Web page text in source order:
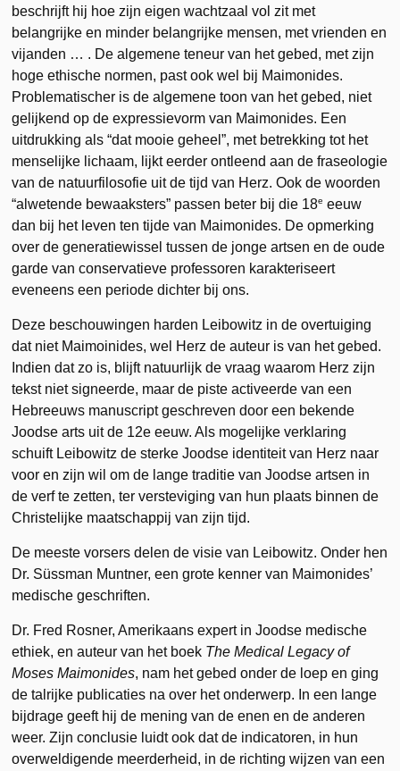
beschrijft hij hoe zijn eigen wachtzaal vol zit met
belangrijke en minder belangrijke mensen, met vrienden en
vijanden … . De algemene teneur van het gebed, met zijn
hoge ethische normen, past ook wel bij Maimonides.
Problematischer is de algemene toon van het gebed, niet
gelijkend op de expressievorm van Maimonides. Een
uitdrukking als “dat mooie geheel”, met betrekking tot het
menselijke lichaam, lijkt eerder ontleend aan de fraseologie
van de natuurfilosofie uit de tijd van Herz. Ook de woorden
“alwetende bewaaksters” passen beter bij die 18e eeuw
dan bij het leven ten tijde van Maimonides. De opmerking
over de generatiewissel tussen de jonge artsen en de oude
garde van conservatieve professoren karakteriseert
eveneens een periode dichter bij ons.
Deze beschouwingen harden Leibowitz in de overtuiging
dat niet Maimoinides, wel Herz de auteur is van het gebed.
Indien dat zo is, blijft natuurlijk de vraag waarom Herz zijn
tekst niet signeerde, maar de piste activeerde van een
Hebreeuws manuscript geschreven door een bekende
Joodse arts uit de 12e eeuw. Als mogelijke verklaring
schuift Leibowitz de sterke Joodse identiteit van Herz naar
voor en zijn wil om de lange traditie van Joodse artsen in
de verf te zetten, ter versteviging van hun plaats binnen de
Christelijke maatschappij van zijn tijd.
De meeste vorsers delen de visie van Leibowitz. Onder hen
Dr. Süssman Muntner, een grote kenner van Maimonides’
medische geschriften.
Dr. Fred Rosner, Amerikaans expert in Joodse medische
ethiek, en auteur van het boek The Medical Legacy of
Moses Maimonides, nam het gebed onder de loep en ging
de talrijke publicaties na over het onderwerp. In een lange
bijdrage geeft hij de mening van de enen en de anderen
weer. Zijn conclusie luidt ook dat de indicatoren, in hun
overweldigende meerderheid, in de richting wijzen van een